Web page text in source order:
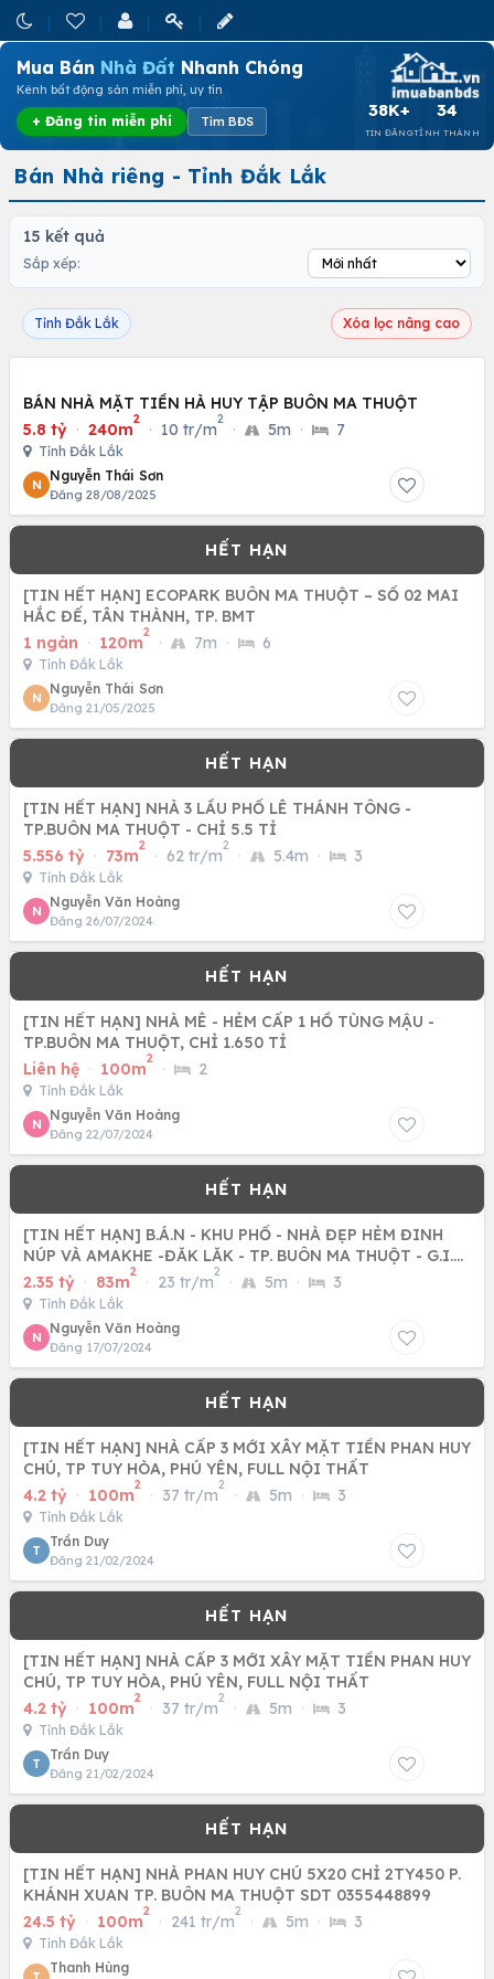
Mua Bán Nhà Đất Nhanh Chóng
Kênh bất động sản miễn phí, uy tín
+ Đăng tin miễn phí Tìm BĐS
38K+
TIN ĐĂNG
34
TỈNH THÀNH
Bán Nhà riêng - Tỉnh Đắk Lắk
15 kết quả
Sắp xếp:
Tỉnh Đắk Lắk Xóa lọc nâng cao
BÁN NHÀ MẶT TIỀN HÀ HUY TẬP BUÔN MA THUỘT
5.8 tỷ · 240m
2
· 10 tr/m
2
· 5m · 7
Tỉnh Đắk Lắk
N
Nguyễn Thái Sơn
Đăng 28/08/2025
[TIN HẾT HẠN] ECOPARK BUÔN MA THUỘT – SỐ 02 MAI
HẮC ĐẾ, TÂN THÀNH, TP. BMT
1 ngàn · 120m
2
· 7m · 6
Tỉnh Đắk Lắk
N
Nguyễn Thái Sơn
Đăng 21/05/2025
[TIN HẾT HẠN] NHÀ 3 LẦU PHỐ LÊ THÁNH TÔNG -
TP.BUÔN MA THUỘT - CHỈ 5.5 TỈ
5.556 tỷ · 73m
2
· 62 tr/m
2
· 5.4m · 3
Tỉnh Đắk Lắk
N
Nguyễn Văn Hoàng
Đăng 26/07/2024
[TIN HẾT HẠN] NHÀ MÊ - HẺM CẤP 1 HỒ TÙNG MẬU -
TP.BUÔN MA THUỘT, CHỈ 1.650 TỈ
Liên hệ · 100m
2
· 2
Tỉnh Đắk Lắk
N
Nguyễn Văn Hoàng
Đăng 22/07/2024
[TIN HẾT HẠN] B.Á.N - KHU PHỐ - NHÀ ĐẸP HẺM ĐINH
NÚP VÀ AMAKHE -ĐĂK LĂK - TP. BUÔN MA THUỘT - G.I.Á:
2 TỈ 350
2.35 tỷ · 83m
2
· 23 tr/m
2
· 5m · 3
Tỉnh Đắk Lắk
N
Nguyễn Văn Hoàng
Đăng 17/07/2024
[TIN HẾT HẠN] NHÀ CẤP 3 MỚI XÂY MẶT TIỀN PHAN HUY
CHÚ, TP TUY HÒA, PHÚ YÊN, FULL NỘI THẤT
4.2 tỷ · 100m
2
· 37 tr/m
2
· 5m · 3
Tỉnh Đắk Lắk
T
Trần Duy
Đăng 21/02/2024
[TIN HẾT HẠN] NHÀ CẤP 3 MỚI XÂY MẶT TIỀN PHAN HUY
CHÚ, TP TUY HÒA, PHÚ YÊN, FULL NỘI THẤT
4.2 tỷ · 100m
2
· 37 tr/m
2
· 5m · 3
Tỉnh Đắk Lắk
T
Trần Duy
Đăng 21/02/2024
[TIN HẾT HẠN] NHÀ PHAN HUY CHÚ 5X20 CHỈ 2TY450 P.
KHÁNH XUAN TP. BUÔN MA THUỘT SDT 0355448899
24.5 tỷ · 100m
2
· 241 tr/m
2
· 5m · 3
Tỉnh Đắk Lắk
Thanh Hùng